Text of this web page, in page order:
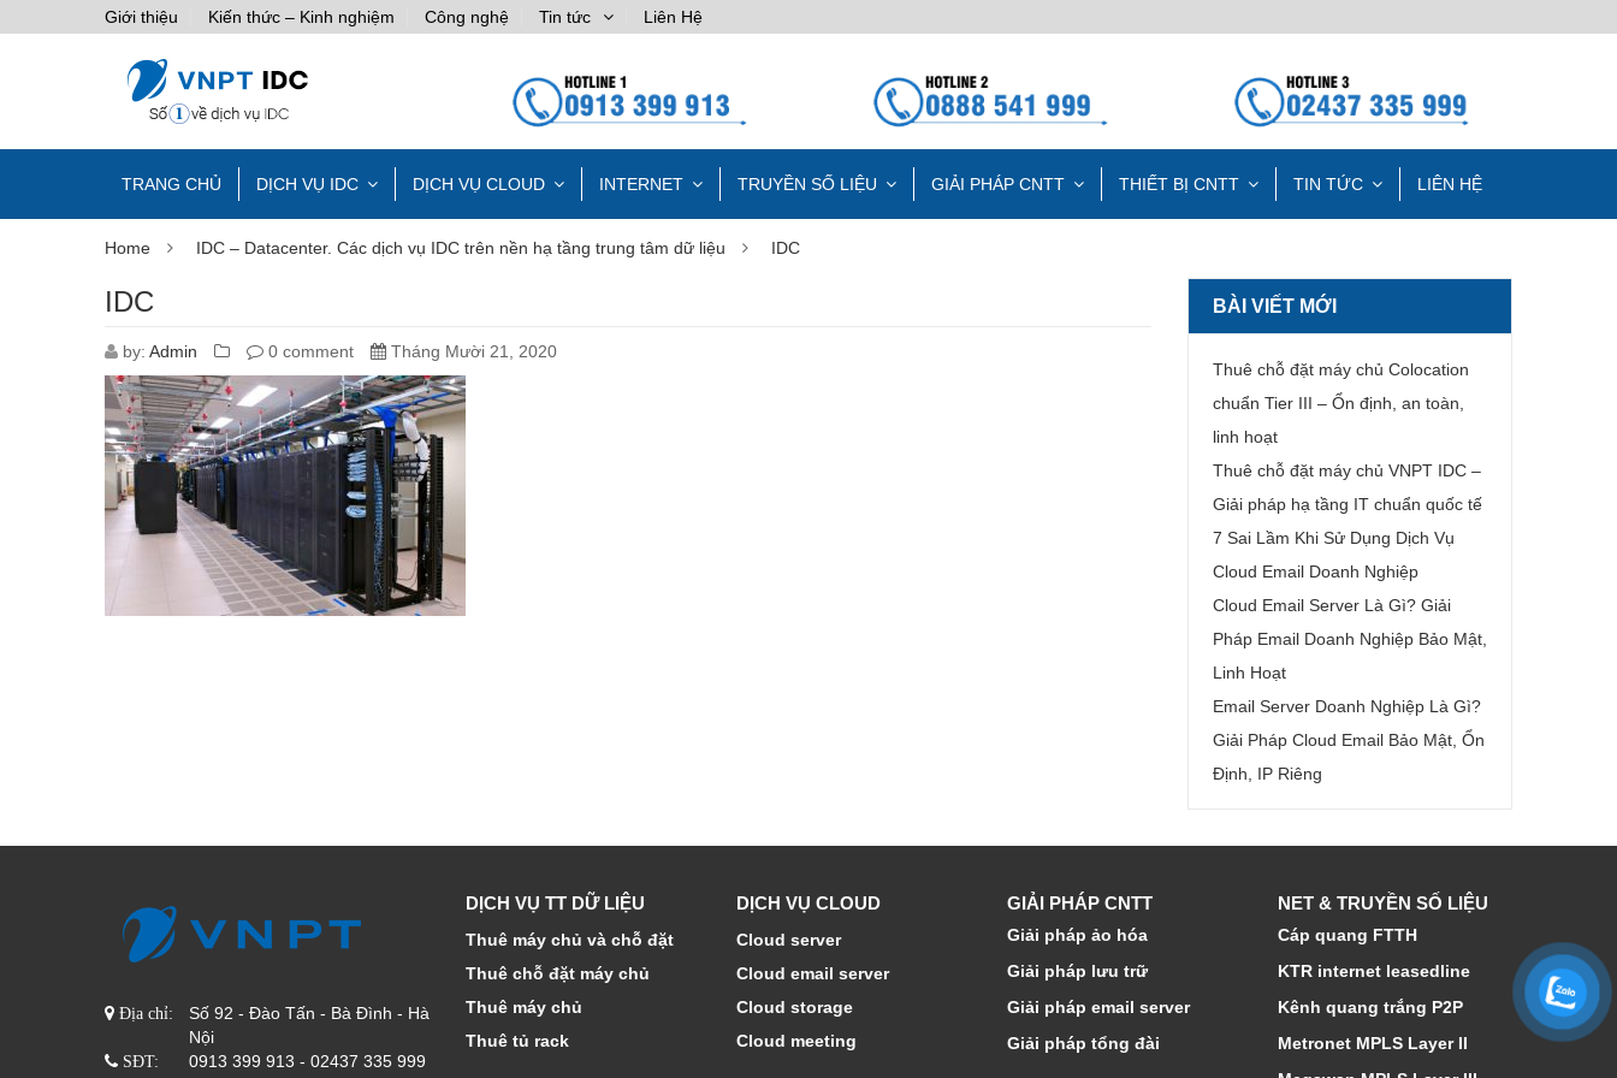
Giới thiệu Kiến thức – Kinh nghiệm Công nghệ Tin tức Liên Hệ
TRANG CHỦ DỊCH VỤ IDC DỊCH VỤ CLOUD INTERNET TRUYỀN SỐ LIỆU GIẢI PHÁP CNTT THIẾT BỊ CNTT TIN TỨC LIÊN HỆ
Home IDC – Datacenter. Các dịch vụ IDC trên nền hạ tầng trung tâm dữ liệu IDC
IDC
by: Admin 0 comment Tháng Mười 21, 2020
BÀI VIẾT MỚI
Thuê chỗ đặt máy chủ Colocation
chuẩn Tier III – Ổn định, an toàn,
linh hoạt
Thuê chỗ đặt máy chủ VNPT IDC –
Giải pháp hạ tầng IT chuẩn quốc tế
7 Sai Lầm Khi Sử Dụng Dịch Vụ
Cloud Email Doanh Nghiệp
Cloud Email Server Là Gì? Giải
Pháp Email Doanh Nghiệp Bảo Mật,
Linh Hoạt
Email Server Doanh Nghiệp Là Gì?
Giải Pháp Cloud Email Bảo Mật, Ổn
Định, IP Riêng
Địa chỉ:
Số 92 - Đào Tấn - Bà Đình - Hà
Nội
SĐT: 0913 399 913 - 02437 335 999
DỊCH VỤ TT DỮ LIỆU
Thuê máy chủ và chỗ đặt
Thuê chỗ đặt máy chủ
Thuê máy chủ
Thuê tủ rack
DỊCH VỤ CLOUD
Cloud server
Cloud email server
Cloud storage
Cloud meeting
GIẢI PHÁP CNTT
Giải pháp ảo hóa
Giải pháp lưu trữ
Giải pháp email server
Giải pháp tổng đài
NET & TRUYỀN SỐ LIỆU
Cáp quang FTTH
KTR internet leasedline
Kênh quang trắng P2P
Metronet MPLS Layer II